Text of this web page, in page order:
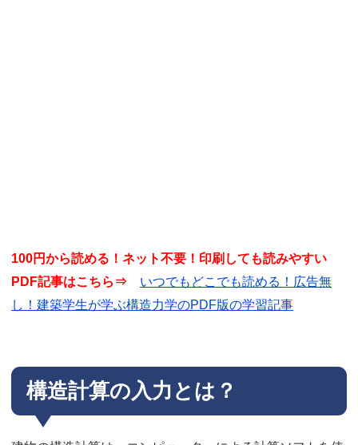
100円から読める！ネット不要！印刷しても読みやすい
PDF記事はこちら⇒ いつでもどこでも読める！広告無
し！建築学生が学ぶ構造力学のPDF版の学習記事
構造計算の入力とは？